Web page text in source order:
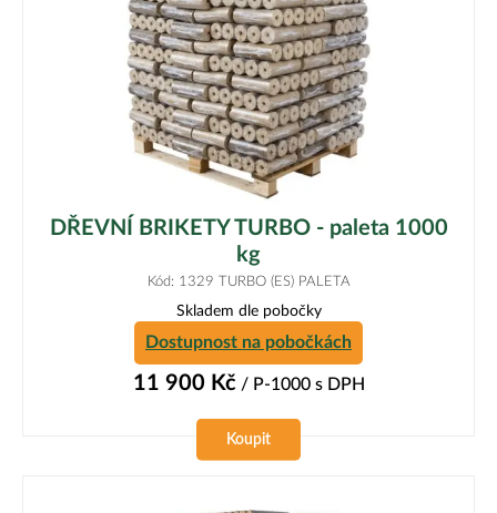
DŘEVNÍ BRIKETY TURBO - paleta 1000
kg
Kód: 1329 TURBO (ES) PALETA
Skladem dle pobočky
Dostupnost na pobočkách
11 900 Kč/ P-1000 s DPH
Koupit